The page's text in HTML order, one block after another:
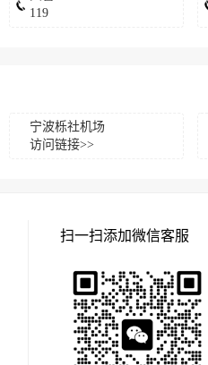
119
宁波栎社机场
访问链接>>
扫一扫添加微信客服